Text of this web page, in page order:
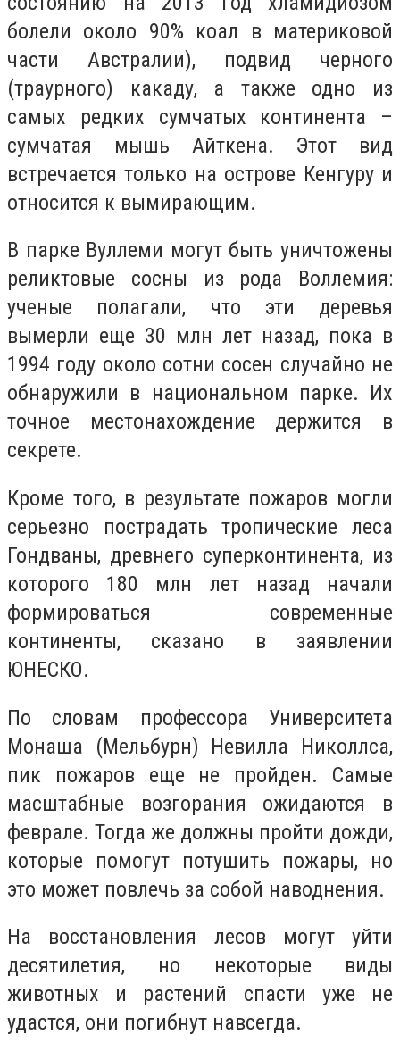
болели около 90% коал в материковой
части Австралии), подвид черного
(траурного) какаду, а также одно из
самых редких сумчатых континента –
сумчатая мышь Айткена. Этот вид
встречается только на острове Кенгуру и
относится к вымирающим.
В парке Вуллеми могут быть уничтожены
реликтовые сосны из рода Воллемия:
ученые полагали, что эти деревья
вымерли еще 30 млн лет назад, пока в
1994 году около сотни сосен случайно не
обнаружили в национальном парке. Их
точное местонахождение держится в
секрете.
Кроме того, в результате пожаров могли
серьезно пострадать тропические леса
Гондваны, древнего суперконтинента, из
которого 180 млн лет назад начали
формироваться современные
континенты, сказано в заявлении
ЮНЕСКО.
По словам профессора Университета
Монаша (Мельбурн) Невилла Николлса,
пик пожаров еще не пройден. Самые
масштабные возгорания ожидаются в
феврале. Тогда же должны пройти дожди,
которые помогут потушить пожары, но
это может повлечь за собой наводнения.
На восстановления лесов могут уйти
десятилетия, но некоторые виды
животных и растений спасти уже не
удастся, они погибнут навсегда.